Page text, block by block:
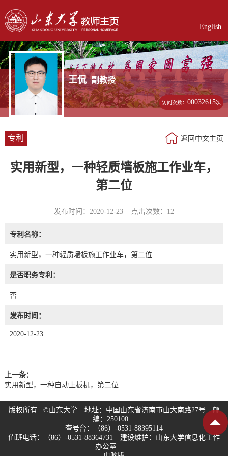
English
王侃 副教授
访问次数：00032615次
专利 返回中文主页
实用新型，一种轻质墙板施工作业车，
第二位
发布时间：2020-12-23 点击次数： 12
专利名称：
实用新型，一种轻质墙板施工作业车，第二位
是否职务专利：
否
发布时间：
2020-12-23
上一条：
实用新型，一种自动上板机，第二位
版权所有 ©山东大学 地址：中国山东省济南市山大南路27号 邮
编：250100
查号台：（86）-0531-88395114
值班电话：（86）-0531-88364731 建设维护：山东大学信息化工作
办公室